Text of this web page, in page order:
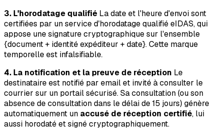
3. L'horodatage qualifié La date et l'heure d'envoi sont
certifiées par un service d'horodatage qualifié eIDAS, qui
appose une signature cryptographique sur l'ensemble
{document + identité expéditeur + date}. Cette marque
temporelle est infalsifiable.
4. La notification et la preuve de réception Le
destinataire est notifié par email et invité à consulter le
courrier sur un portail sécurisé. Sa consultation (ou son
absence de consultation dans le délai de 15 jours) génère
automatiquement un accusé de réception certifié, lui
aussi horodaté et signé cryptographiquement.